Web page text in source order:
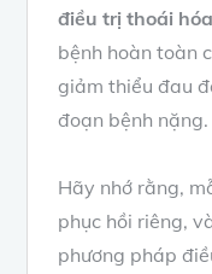
điều trị thoái
bệnh hoàn toàn
giảm thiểu đau
đoạn bệnh nặng.
Hãy nhớ rằng,
phục hồi riêng,
phương pháp